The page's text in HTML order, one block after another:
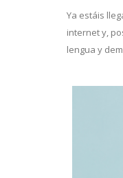
Ya estáis
internet y,
lengua y